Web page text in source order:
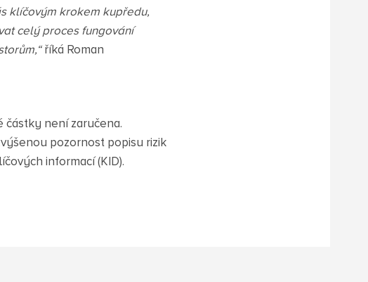
klíčovým krokem kupředu,
celý proces fungování
říká Roman
částky není zaručena.
pozornost popisu rizik
informací (KID).